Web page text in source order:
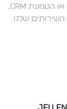
אם אתם צריכים עזרה בניהול איכות נתונים או הטמעת CRM,
שלנו.